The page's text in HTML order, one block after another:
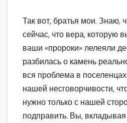
Так вот, братья мои. Знаю,
сейчас, что вера, которую
ваши «пророки» лелеяли
разбилась о камень
вся проблема в
нашей несговорчивости,
нужно только с нашей
подправить. Вы,